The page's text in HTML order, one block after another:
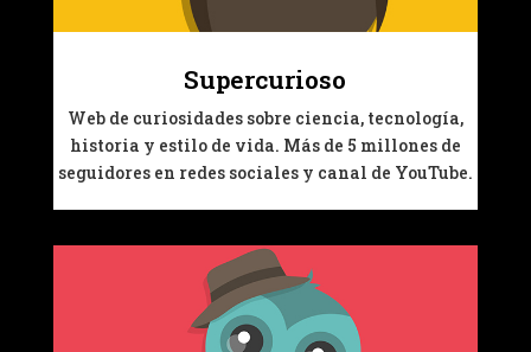
Supercurioso
Web de curiosidades sobre ciencia, tecnología,
historia y estilo de vida. Más de 5 millones de
seguidores en redes sociales y canal de YouTube.